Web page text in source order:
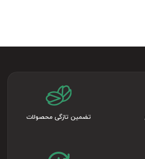
تضمین تازگی محصولات